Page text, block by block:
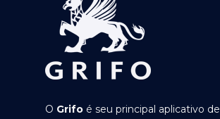
O Grifo é seu principal aplicativo de